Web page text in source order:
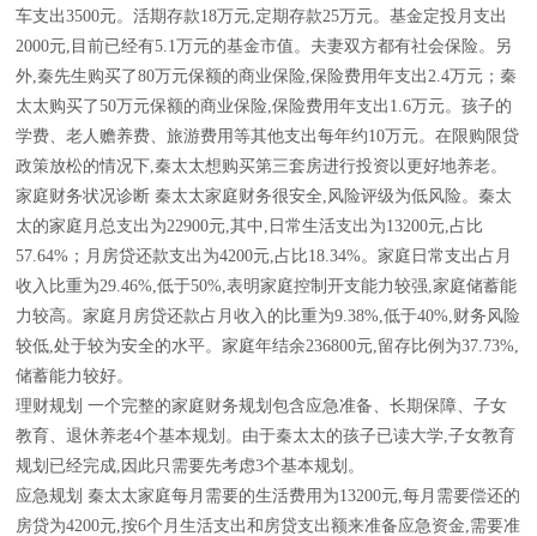
车支出3500元。活期存款18万元,定期存款25万元。基金定投月支出
2000元,目前已经有5.1万元的基金市值。夫妻双方都有社会保险。另
外,秦先生购买了80万元保额的商业保险,保险费用年支出2.4万元；秦
太太购买了50万元保额的商业保险,保险费用年支出1.6万元。孩子的
学费、老人赡养费、旅游费用等其他支出每年约10万元。在限购限贷
政策放松的情况下,秦太太想购买第三套房进行投资以更好地养老。
家庭财务状况诊断 秦太太家庭财务很安全,风险评级为低风险。秦太
太的家庭月总支出为22900元,其中,日常生活支出为13200元,占比
57.64%；月房贷还款支出为4200元,占比18.34%。家庭日常支出占月
收入比重为29.46%,低于50%,表明家庭控制开支能力较强,家庭储蓄能
力较高。家庭月房贷还款占月收入的比重为9.38%,低于40%,财务风险
较低,处于较为安全的水平。家庭年结余236800元,留存比例为37.73%,
储蓄能力较好。
理财规划 一个完整的家庭财务规划包含应急准备、长期保障、子女
教育、退休养老4个基本规划。由于秦太太的孩子已读大学,子女教育
规划已经完成,因此只需要先考虑3个基本规划。
应急规划 秦太太家庭每月需要的生活费用为13200元,每月需要偿还的
房贷为4200元,按6个月生活支出和房贷支出额来准备应急资金,需要准